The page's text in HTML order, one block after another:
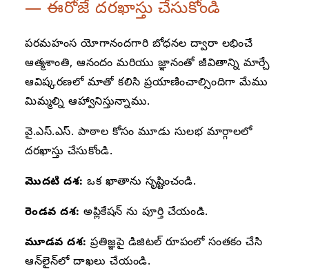
— ఈరోజే దరఖాస్తు చేసుకోండి
పరమహంస యోగానందగారి బోధనల ద్వారా లభించే
ఆత్మశాంతి, ఆనందం మరియు జ్ఞానంతో జీవితాన్ని మార్చే
ఆవిష్కరణలో మాతో కలిసి ప్రయాణించాల్సిందిగా మేము
మిమ్మల్ని ఆహ్వానిస్తున్నాము.
వై.ఎస్.ఎస్. పాఠాల కోసం మూడు సులభ మార్గాలలో
దరఖాస్తు చేసుకోండి.
మొదటి దశ: ఒక ఖాతాను సృష్టించండి.
రెండవ దశ: అప్లికేషన్ ‌ను పూర్తి చేయండి.
మూడవ దశ: ప్రతిజ్ఞపై డిజిటల్ రూపంలో సంతకం చేసి
ఆన్‌లైన్‌లో దాఖలు చేయండి.